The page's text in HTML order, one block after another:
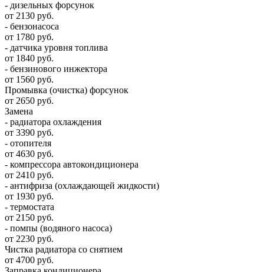
- дизельных форсунок
от 2130 руб.
- бензонасоса
от 1780 руб.
- датчика уровня топлива
от 1840 руб.
- бензинового инжектора
от 1560 руб.
Промывка (очистка) форсунок
от 2650 руб.
Замена
- радиатора охлаждения
от 3390 руб.
- отопителя
от 4630 руб.
- компрессора автокондиционера
от 2410 руб.
- антифриза (охлаждающей жидкости)
от 1930 руб.
- термостата
от 2150 руб.
- помпы (водяного насоса)
от 2230 руб.
Чистка радиатора со снятием
от 4700 руб.